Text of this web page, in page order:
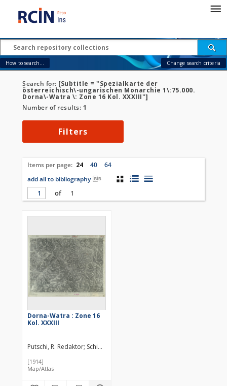
How to search... Change search criteria
Search for: [Subtitle = "Spezialkarte der
österreichisch\-ungarischen Monarchie 1\:75.000.
Dorna\-Watra \: Zone 16 Kol. XXXIII"]
Number of results: 1
Filters
Items per page: 24 40
64
add all to bibliography
of
1
Dorna-Watra : Zone 16
Kol. XXXIII
Putschi, R. Redaktor Schiffmann, P. Redaktor
[1914]
Map/Atlas